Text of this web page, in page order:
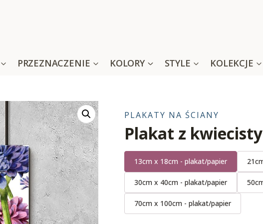
PRZEZNACZENIE KOLORY STYLE KOLEKCJE
PLAKATY NA ŚCIANY
Plakat z
13cm x 18cm - plakat/papier
30cm x 40cm - plakat/papier
70cm x 100cm - plakat/papier